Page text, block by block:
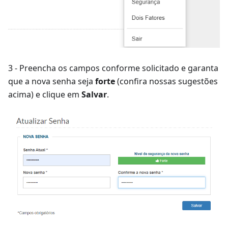
3 - Preencha os campos conforme solicitado e garanta
que a nova senha seja forte(confira nossas sugestões
acima) e clique em Salvar.